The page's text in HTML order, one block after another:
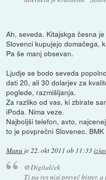
Ah, seveda. Kitajskga česna
Slovenci kupujejo domačega,
Pa še manj obsevan.
Ljudje se bodo seveda
dati 20, ali 30 dolarjev za
poglede, razmišljanja.
Za razliko od vas, ki zbirate
iPoda. Nima veze.
Najboljši telefon, avto,
to je povprečni Slovenec.
Manu je22. okt 2011 ob 11:33
@Digitalček
Ti pa res nisi preveč bister, a